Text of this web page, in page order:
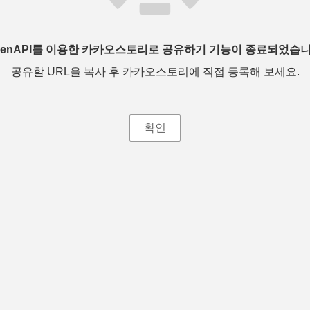
를 이용한 카카오스토리로 공유하기 기능이 종료되었습
공유할 URL을 복사 후 카카오스토리에 직접 등록해 보세요.
확인